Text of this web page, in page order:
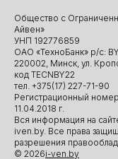
Общество с
Айвен»
УНП 192776859
ОАО «ТехноБанк» р/с:
220002, Минск, ул.
код TECNBY22
тел. +375(17) 227-71-90
Регистрационный
11.04.2018 г.
Вся информация на
iven.by. Все права
разрешения
© 2026i-ven.by